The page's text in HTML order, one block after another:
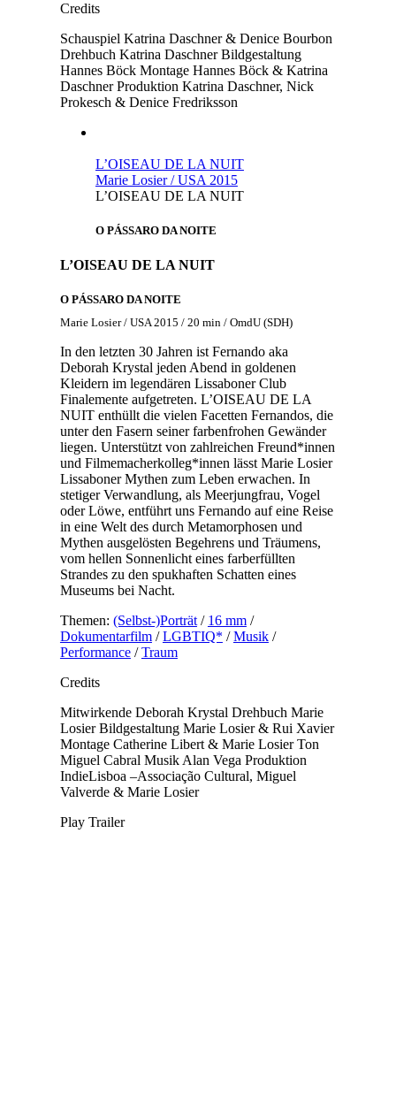
Credits
Schauspiel Katrina Daschner & Denice Bourbon
Drehbuch Katrina Daschner Bildgestaltung
Hannes Böck Montage Hannes Böck & Katrina
Daschner Produktion Katrina Daschner, Nick
Prokesch & Denice Fredriksson
L’OISEAU DE LA NUIT
Marie Losier / USA 2015
L’OISEAU DE LA NUIT
O PÁSSARO DA NOITE
L’OISEAU DE LA NUIT
O PÁSSARO DA NOITE
Marie Losier / USA 2015 / 20 min / OmdU (SDH)
In den letzten 30 Jahren ist Fernando aka
Deborah Krystal jeden Abend in goldenen
Kleidern im legendären Lissaboner Club
Finalemente aufgetreten. L’OISEAU DE LA
NUIT enthüllt die vielen Facetten Fernandos, die
unter den Fasern seiner farbenfrohen Gewänder
liegen. Unterstützt von zahlreichen Freund*innen
und Filmemacherkolleg*innen lässt Marie Losier
Lissaboner Mythen zum Leben erwachen. In
stetiger Verwandlung, als Meerjungfrau, Vogel
oder Löwe, entführt uns Fernando auf eine Reise
in eine Welt des durch Metamorphosen und
Mythen ausgelösten Begehrens und Träumens,
vom hellen Sonnenlicht eines farberfüllten
Strandes zu den spukhaften Schatten eines
Museums bei Nacht.
Themen: (Selbst-)Porträt/ 16 mm/
Dokumentarfilm/LGBTIQ* /Musik/
Performance/Traum
Credits
Mitwirkende Deborah Krystal Drehbuch Marie
Losier Bildgestaltung Marie Losier & Rui Xavier
Montage Catherine Libert & Marie Losier Ton
Miguel Cabral Musik Alan Vega Produktion
IndieLisboa –Associação Cultural, Miguel
Valverde & Marie Losier
Play Trailer